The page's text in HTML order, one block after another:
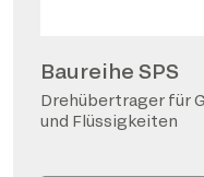
Baureihe SPS
Drehübertrager für
und Flüssigkeiten